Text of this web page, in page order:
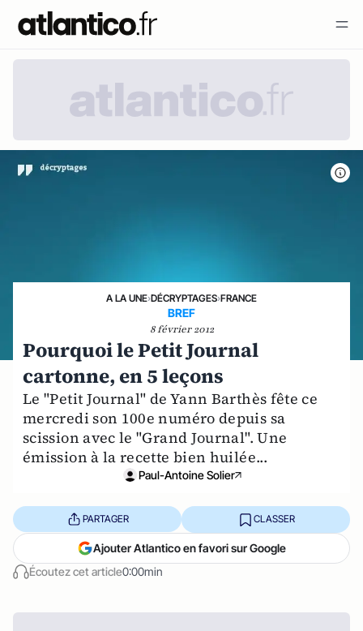
A LA UNE›DÉCRYPTAGES›FRANCE
BREF
8 février 2012
Pourquoi le Petit Journal
cartonne, en 5 leçons
Le "Petit Journal" de Yann Barthès fête ce
mercredi son 100e numéro depuis sa
scission avec le "Grand Journal". Une
émission à la recette bien huilée...
Paul-Antoine Solier
Écoutez cet article0:00min
PARTAGER CLASSER
Ajouter Atlantico en favori sur Google